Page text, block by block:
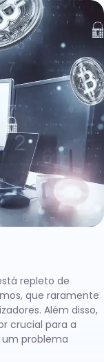
repleto de
que raramente
Além disso,
crucial para a
problema